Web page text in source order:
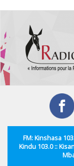
contenu
principal
FM: Kinshasa
Kindu 103.0 ::